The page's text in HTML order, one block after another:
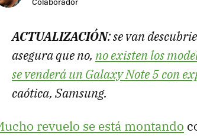
ACTUALIZACIÓN: se van
asegura que no, no existen los
se venderá un Galaxy Note 5 con
caótica, Samsung.
revuelo se está montando